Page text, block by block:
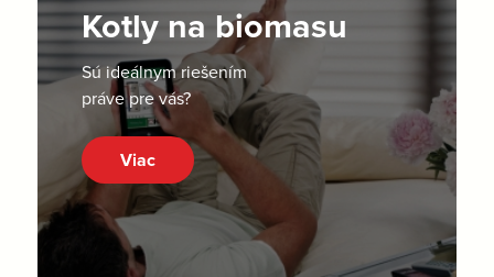
Kotly na biomasu
Sú ideálnym riešením
práve pre vás?
Viac